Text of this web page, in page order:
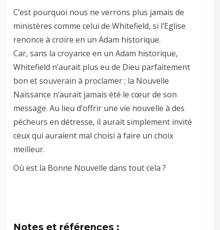
C’est pourquoi nous ne verrons plus jamais de
ministères comme celui de Whitefield, si l’Eglise
renonce à croire en un Adam historique.
Car, sans la croyance en un Adam historique,
Whitefield n’aurait plus eu de Dieu parfaitement
bon et souverain à proclamer ; la Nouvelle
Naissance n’aurait jamais été le cœur de son
message. Au lieu d’offrir une vie nouvelle à des
pécheurs en détresse, il aurait simplement invité
ceux qui auraient mal choisi à faire un choix
meilleur.
Où est la Bonne Nouvelle dans tout cela ?
Notes et références :